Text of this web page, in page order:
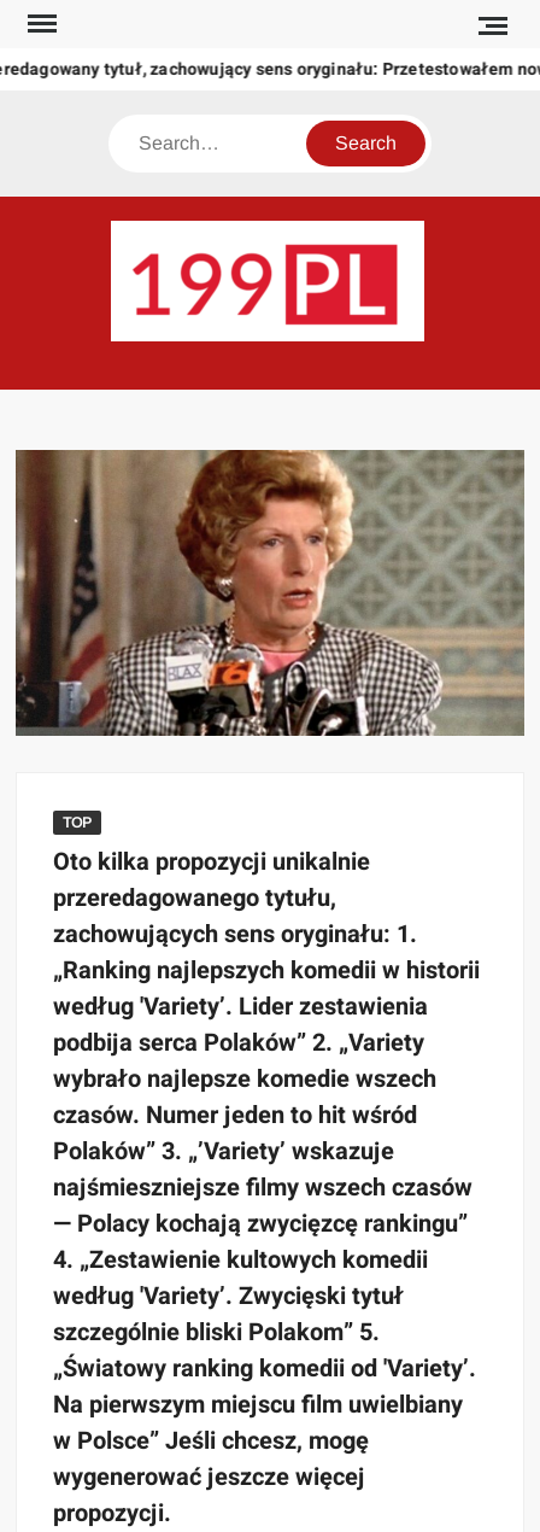
Skip
content
tytuł, zachowujący sens oryginału: Przetestowałem
Search
świat
TOP
Oto kilka propozycji unikalnie
przeredagowanego tytułu,
zachowujących sens oryginału: 1.
„Ranking najlepszych komedii w historii
według 'Variety’. Lider zestawienia
podbija serca Polaków” 2. „Variety
wybrało najlepsze komedie wszech
czasów. Numer jeden to hit wśród
Polaków” 3. „’Variety’ wskazuje
najśmieszniejsze filmy wszech czasów
— Polacy kochają zwycięzcę rankingu”
4. „Zestawienie kultowych komedii
według 'Variety’. Zwycięski tytuł
szczególnie bliski Polakom” 5.
„Światowy ranking komedii od 'Variety’.
Na pierwszym miejscu film uwielbiany
w Polsce” Jeśli chcesz, mogę
wygenerować jeszcze więcej
propozycji.